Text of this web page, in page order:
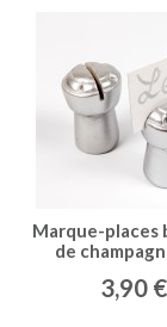
Marque-places
de
3,90 €